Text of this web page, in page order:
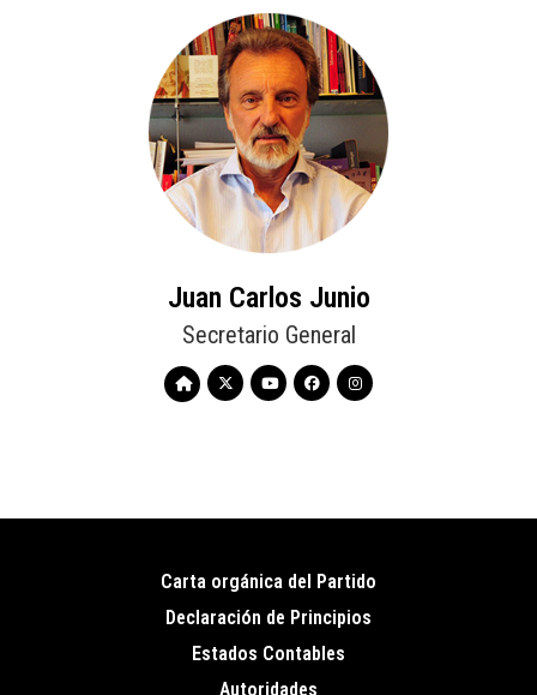
Juan Carlos Junio
Secretario General
Pie
de
página
Carta orgánica del Partido
Declaración de Principios
Estados Contables
Autoridades